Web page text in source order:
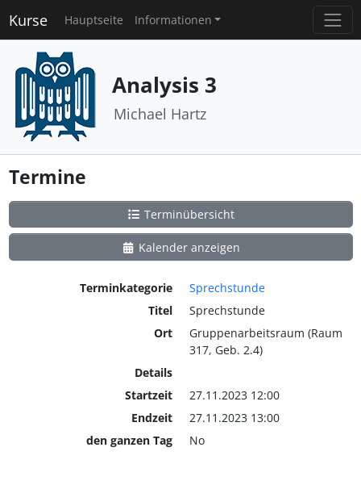
Kurse Hauptseite Informationen
Analysis 3
Michael Hartz
Termine
Terminübersicht
Kalender anzeigen
Terminkategorie
Sprechstunde
Titel
Sprechstunde
Ort
Gruppenarbeitsraum (Raum
317, Geb. 2.4)
Details
Startzeit
27.11.2023 12:00
Endzeit
27.11.2023 13:00
den ganzen Tag
No